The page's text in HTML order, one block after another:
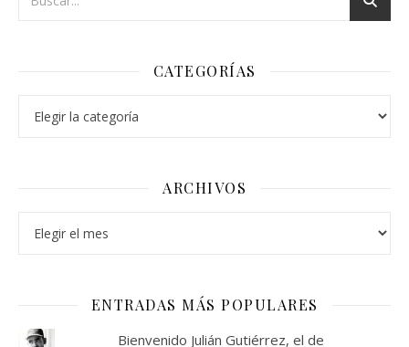
CATEGORÍAS
ARCHIVOS
ENTRADAS MÁS POPULARES
Bienvenido Julián Gutiérrez, el de